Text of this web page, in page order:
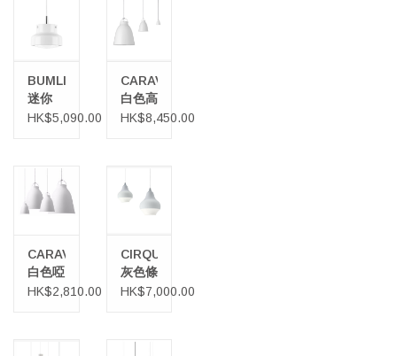
BUMLING
迷你
LED
HK$5,090.00
CARAVAGGIO
白色高
光澤天
HK$8,450.00
CARAVAGGIO
白色啞
光漆吊
HK$2,810.00
CIRQUE
灰色條
紋天花
HK$7,000.00